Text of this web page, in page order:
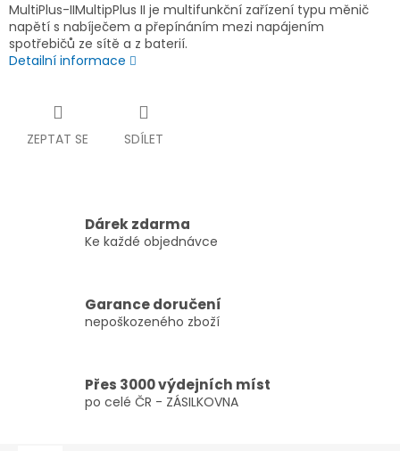
MultiPlus-IIMultipPlus II je multifunkční zařízení typu měnič
napětí s nabíječem a přepínáním mezi napájením
spotřebičů ze sítě a z baterií.
Detailní informace
ZEPTAT SE SDÍLET
Dárek zdarma
Ke každé objednávce
Garance doručení
nepoškozeného zboží
Přes 3000 výdejních míst
po celé ČR - ZÁSILKOVNA